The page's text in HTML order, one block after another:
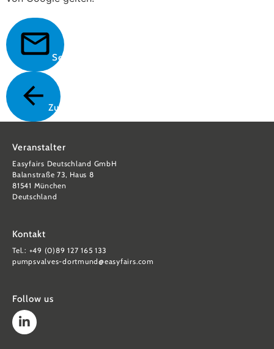
Senden
Zurück
Veranstalter
Easyfairs Deutschland GmbH
Balanstraße 73, Haus 8
81541 München
Deutschland
Kontakt
Tel.: +49 (0)89 127 165 133
pumpsvalves-dortmund@easyfairs.com
Follow us